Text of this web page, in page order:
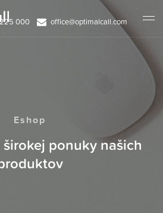
000 office@optimalcall.com
Eshop
ponuky našich